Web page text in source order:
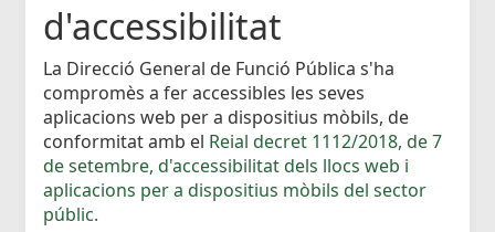
d'accessibilitat
La Direcció General de Funció Pública s'ha
compromès a fer accessibles les seves
aplicacions web per a dispositius mòbils, de
conformitat amb el Reial decret 1112/2018, de 7
de setembre, d'accessibilitat dels llocs web i
aplicacions per a dispositius mòbils del sector
públic.